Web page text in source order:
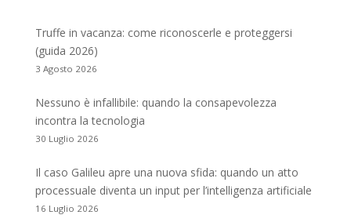
Truffe in vacanza: come riconoscerle e proteggersi
(guida 2026)
3 Agosto 2026
Nessuno è infallibile: quando la consapevolezza
incontra la tecnologia
30 Luglio 2026
Il caso Galileu apre una nuova sfida: quando un atto
processuale diventa un input per l’intelligenza artificiale
16 Luglio 2026